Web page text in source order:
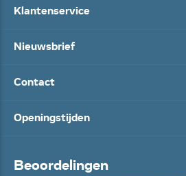
Klantenservice
Nieuwsbrief
Contact
Openingstijden
Beoordelingen